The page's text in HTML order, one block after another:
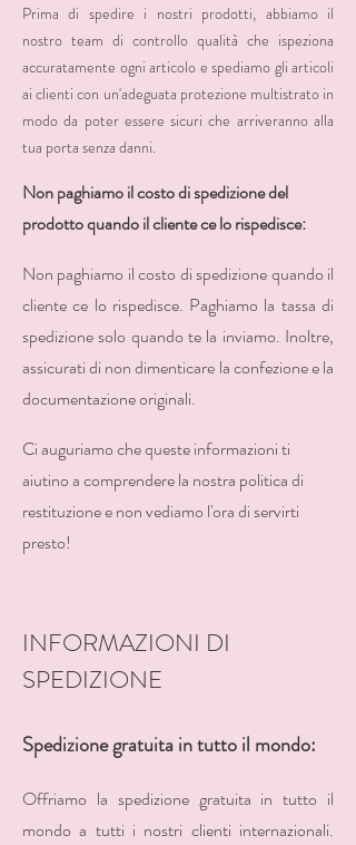
Prima di spedire i nostri prodotti, abbiamo il
nostro team di controllo qualità che ispeziona
accuratamente ogni articolo e spediamo gli articoli
ai clienti con un'adeguata protezione multistrato in
modo da poter essere sicuri che arriveranno alla
tua porta senza danni.
Non paghiamo il costo di spedizione del
prodotto quando il cliente ce lo rispedisce:
Non paghiamo il costo di spedizione quando il
cliente ce lo rispedisce. Paghiamo la tassa di
spedizione solo quando te la inviamo. Inoltre,
assicurati di non dimenticare la confezione e la
documentazione originali.
Ci auguriamo che queste informazioni ti
aiutino a comprendere la nostra politica di
restituzione e non vediamo l'ora di servirti
presto!
INFORMAZIONI DI
SPEDIZIONE
Spedizione gratuita in tutto il mondo:
Offriamo la spedizione gratuita in tutto il
mondo a tutti i nostri clienti internazionali.